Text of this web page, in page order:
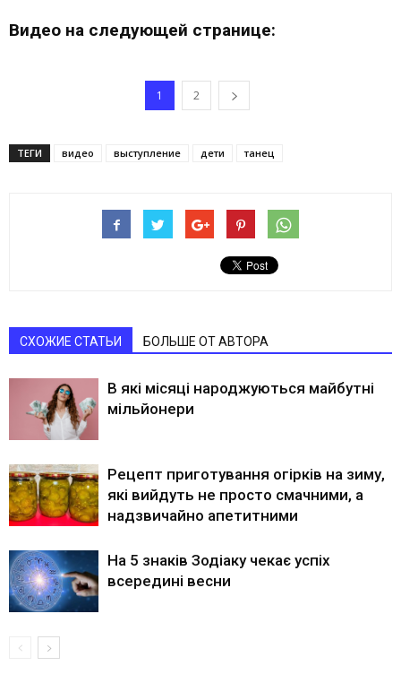
Видео на следующей странице:
1 2
ТЕГИ видео выступление дети танец
СХОЖИЕ СТАТЬИ БОЛЬШЕ ОТ АВТОРА
В які місяці народжуються майбутні
мільйонери
Рецепт приготування огірків на зиму,
які вийдуть не просто смачними, а
надзвичайно апетитними
На 5 знаків Зодіаку чекає успіх
всередині весни